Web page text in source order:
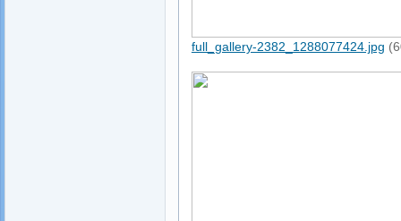
full_gallery-2382_1288077424.jpg